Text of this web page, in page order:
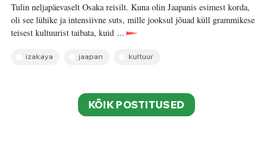
Tulin neljapäevaselt Osaka reisilt. Kuna olin Jaapanis esimest korda,
oli see lühike ja intensiivne suts, mille jooksul jõuad küll grammikese
teisest kultuurist taibata, kuid ...
izakaya jaapan kultuur
KÕIK POSTITUSED